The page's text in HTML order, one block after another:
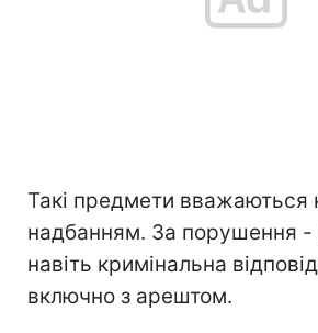
Такі предмети вважаються
надбанням. За порушення
навіть кримінальна
включно з арештом.